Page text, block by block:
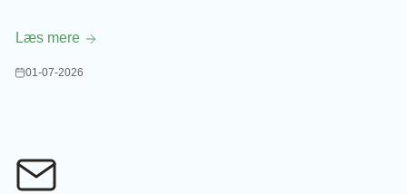
Læs mere
01-07-2026